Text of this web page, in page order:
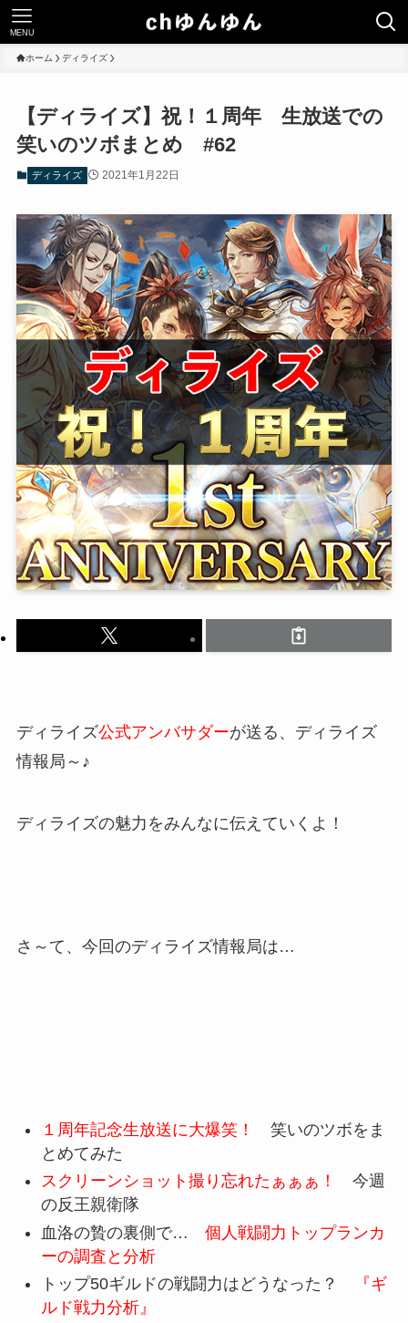
MENU
ホーム ディライズ
【ディライズ】祝！１周年 生放送での
笑いのツボまとめ #62
ディライズ 2021年1月22日
ディライズ公式アンバサダーが送る、ディライズ
情報局～♪
ディライズの魅力をみんなに伝えていくよ！
さ～て、今回のディライズ情報局は…
１周年記念生放送に大爆笑！
笑いのツボをま
とめてみた
スクリーンショット撮り忘れたぁぁぁ！ 今週
の反王親衛隊
血洛の贄の裏側で… 個人戦闘力トップランカ
ーの調査と分析
トップ50ギルドの戦闘力はどうなった？
『ギ
ルド戦力分析』